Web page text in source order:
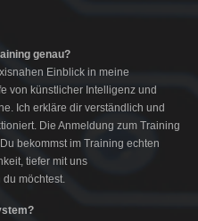
genau?
Einblick in meine
von künstlicher Intelligenz und
Ich erkläre dir verständlich und
Die Anmeldung zum Training
bekommst im Training echten
tiefer mit uns
möchtest.